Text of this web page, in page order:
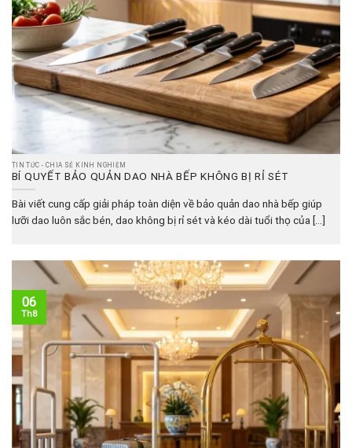
TIN TỨC - CHIA SẺ KINH NGHIỆM
BÍ QUYẾT BẢO QUẢN DAO NHÀ BẾP KHÔNG BỊ RỈ SÉT
Bài viết cung cấp giải pháp toàn diện về bảo quản dao nhà bếp giúp
lưỡi dao luôn sắc bén, dao không bị rỉ sét và kéo dài tuổi thọ của [...]
06
Th8